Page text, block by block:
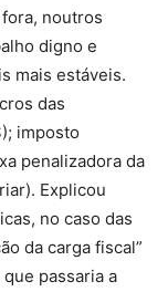
noutros
digno e
mais estáveis.
das
imposto
penalizadora da
Explicou
no caso das
da carga fiscal”
passaria a